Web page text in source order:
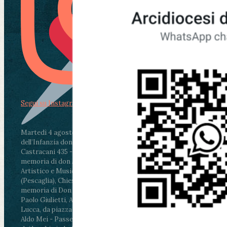
Martedì 4 agosto2026
ore 11:30 - Lucca, Scuola
dell’Infanzia don Aldo Mei - Viale Castruccio
Castracani 435 - Inaugurazione murales in
memoria di don Aldo Mei curato dal Liceo
Artistico e Musicale “Passaglia”
ore 18 - Fiano
(Pescaglia), Chiesa parrocchiale - Messa in
memoria di Don Aldo Mei celebrata da mons.
Paolo Giulietti, Arcivescovo di Lucca
ore 20.30 -
Lucca, da piazza San Michele al Cippo di don
Aldo Mei - Passeggiata della Memoria in alcuni
Segui su Instagram